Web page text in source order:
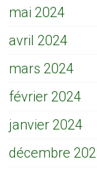
mai 2024
avril 2024
mars 2024
février 2024
janvier 2024
décembre